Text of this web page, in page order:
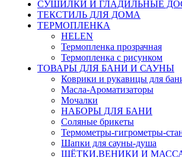
СУШИЛКИ И ГЛАДИЛЬНЫЕ
ТЕКСТИЛЬ ДЛЯ ДОМА
ТЕРМОПЛЕНКА
HELEN
Термопленка прозрачная
Термопленка с рисунком
ТОВАРЫ ДЛЯ БАНИ И САУНЫ
Коврики и рукавицы для
Масла-Aроматизаторы
Мочалки
НАБОРЫ ДЛЯ БАНИ
Соляные брикеты
Термометры-гигрометры-
Шапки для сауны-душа
ЩЁТКИ,ВЕНИКИ И